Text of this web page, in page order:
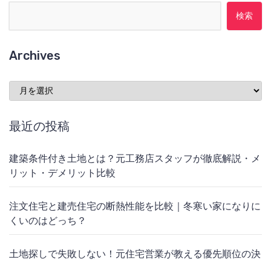
Archives
Archives
最近の投稿
建築条件付き土地とは？元工務店スタッフが徹底解説・メ
リット・デメリット比較
注文住宅と建売住宅の断熱性能を比較｜冬寒い家になりに
くいのはどっち？
土地探しで失敗しない！元住宅営業が教える優先順位の決